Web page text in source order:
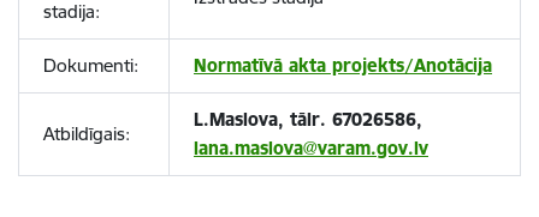
stadija:
Dokumenti: Normatīvā akta projekts/Anotācija
Atbildīgais:
L.Maslova, tālr. 67026586,
lana.maslova@varam.gov.lv